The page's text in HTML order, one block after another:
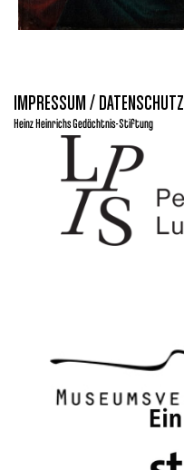
IMPRESSUM / DATENSCHUTZ
Heinz Heinrichs Gedächtnis-Stiftung